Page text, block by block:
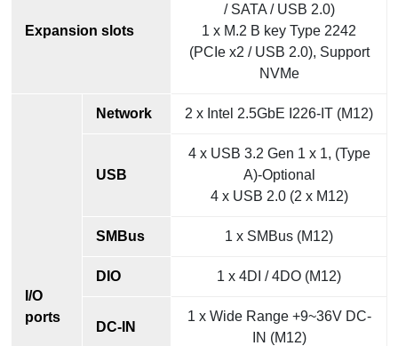
Expansion slots
/ SATA / USB 2.0)
1 x M.2 B key Type 2242
(PCIe x2 / USB 2.0), Support
NVMe
I/O
ports
Network 2 x Intel 2.5GbE I226-IT (M12)
USB
4 x USB 3.2 Gen 1 x 1, (Type
A)-Optional
4 x USB 2.0 (2 x M12)
SMBus 1 x SMBus (M12)
DIO 1 x 4DI / 4DO (M12)
DC-IN
1 x Wide Range +9~36V DC-
IN (M12)